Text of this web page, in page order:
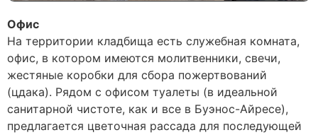
Офис
На территории кладбища есть служебная комната,
офис, в котором имеются молитвенники, свечи,
жестяные коробки для сбора пожертвований
(цдака). Рядом с офисом туалеты (в идеальной
санитарной чистоте, как и все в Буэнос-Айресе),
предлагается цветочная рассада для последующей